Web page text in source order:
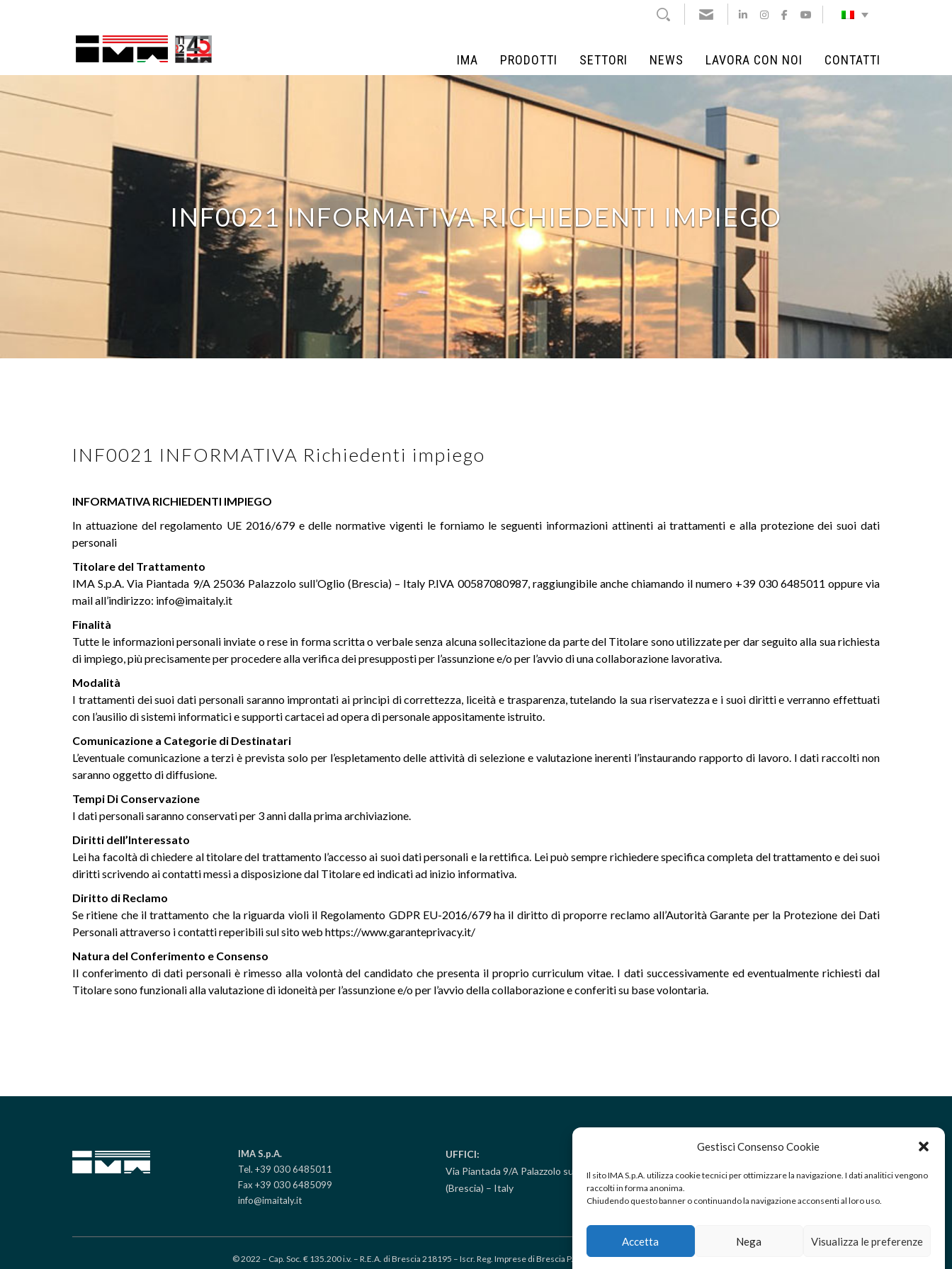
Gestisci Consenso Cookie
Il sito IMA S.p.A. utilizza cookie tecnici per ottimizzare la navigazione. I dati analitici vengono
raccolti in forma anonima.
Chiudendo questo banner o continuando la navigazione acconsenti al loro uso.
Accetta Nega Visualizza le preferenze
NEWS LAVORA CON NOI CONTATTI
IMA PRODOTTI SETTORI NEWS LAVORA CON NOI CONTATTI
INF0021 INFORMATIVA RICHIEDENTI IMPIEGO
INF0021 INFORMATIVA Richiedenti impiego
INFORMATIVA RICHIEDENTI IMPIEGO
In attuazione del regolamento UE 2016/679 e delle normative vigenti le forniamo le seguenti informazioni attinenti ai trattamenti e alla protezione dei suoi dati
personali
Titolare del Trattamento
IMA S.p.A. Via Piantada 9/A 25036 Palazzolo sull’Oglio (Brescia) – Italy P.IVA 00587080987, raggiungibile anche chiamando il numero +39 030 6485011 oppure via
mail all’indirizzo: info@imaitaly.it
Finalità
Tutte le informazioni personali inviate o rese in forma scritta o verbale senza alcuna sollecitazione da parte del Titolare sono utilizzate per dar seguito alla sua richiesta
di impiego, più precisamente per procedere alla verifica dei presupposti per l’assunzione e/o per l’avvio di una collaborazione lavorativa.
Modalità
I trattamenti dei suoi dati personali saranno improntati ai principi di correttezza, liceità e trasparenza, tutelando la sua riservatezza e i suoi diritti e verranno effettuati
con l’ausilio di sistemi informatici e supporti cartacei ad opera di personale appositamente istruito.
Comunicazione a Categorie di Destinatari
L’eventuale comunicazione a terzi è prevista solo per l’espletamento delle attività di selezione e valutazione inerenti l’instaurando rapporto di lavoro. I dati raccolti non
saranno oggetto di diffusione.
Tempi Di Conservazione
I dati personali saranno conservati per 3 anni dalla prima archiviazione.
Diritti dell’Interessato
Lei ha facoltà di chiedere al titolare del trattamento l’accesso ai suoi dati personali e la rettifica. Lei può sempre richiedere specifica completa del trattamento e dei suoi
diritti scrivendo ai contatti messi a disposizione dal Titolare ed indicati ad inizio informativa.
Diritto di Reclamo
Se ritiene che il trattamento che la riguarda violi il Regolamento GDPR EU-2016/679 ha il diritto di proporre reclamo all’Autorità Garante per la Protezione dei Dati
Personali attraverso i contatti reperibili sul sito web https://www.garanteprivacy.it/
Natura del Conferimento e Consenso
Il conferimento di dati personali è rimesso alla volontà del candidato che presenta il proprio curriculum vitae. I dati successivamente ed eventualmente richiesti dal
Titolare sono funzionali alla valutazione di idoneità per l’assunzione e/o per l’avvio della collaborazione e conferiti su base volontaria.
IMA S.p.A.
Tel. +39 030 6485011
Fax +39 030 6485099
info@imaitaly.it
UFFICI:
Via Piantada 9/A Palazzolo sull’Oglio
(Brescia) – Italy
RICEZIONE/SPEDIZIONE MERCI:
Via Golgi 25/A Palazzolo sull’Oglio
(Brescia) – Italy
© 2022 – Cap. Soc. € 135.200 i.v. – R.E.A. di Brescia 218195 – Iscr. Reg. Imprese di Brescia P.IVA 00587080987 – C.F. 00905260170